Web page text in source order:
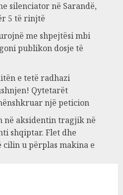
silenciator në Sarandë,
5 të rinjtë
me shpejtësi mbi
publikon dosje të
e tetë radhazi
Qytetarët
një peticion
në aksidentin tragjik në
shqiptar. Flet dhe
u përplas makina e